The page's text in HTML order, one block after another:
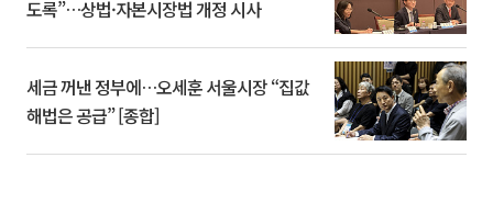
도록”…상법·자본시장법 개정 시사
세금 꺼낸 정부에…오세훈 서울시장 “집값
해법은 공급” [종합]